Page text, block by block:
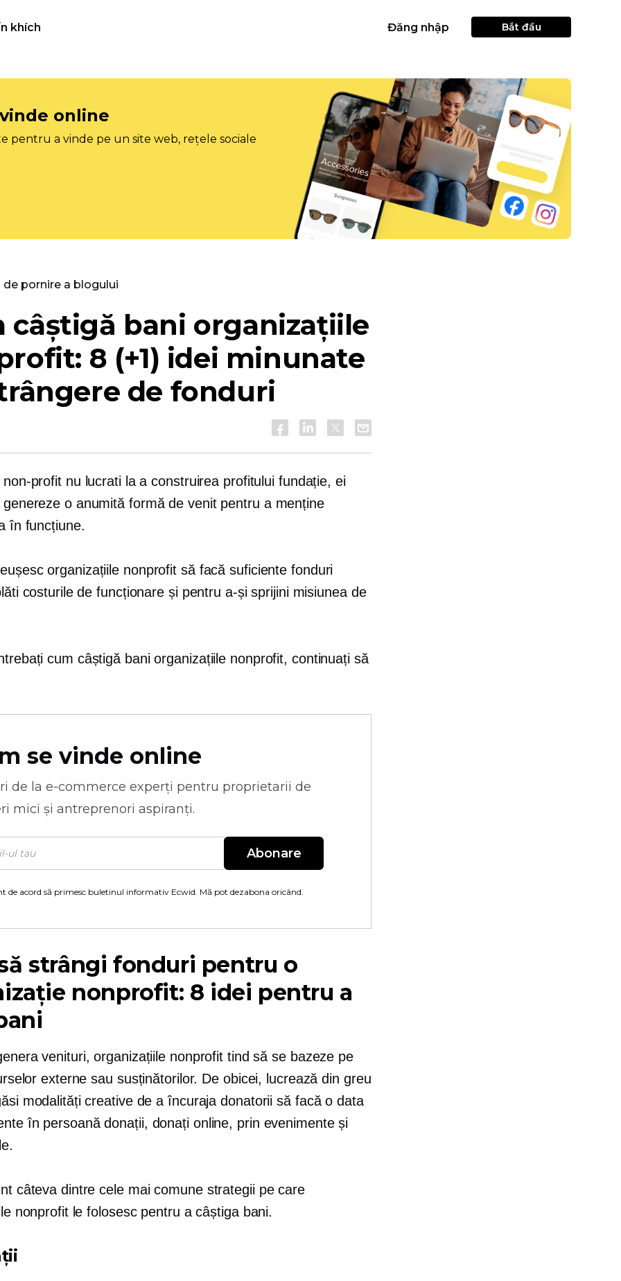
khích Đăng nhập Bắt đầu
online
pentru a vinde pe un site web, rețele sociale
de pornire a blogului
câștigă bani organizațiile
8 (+1) idei minunate
de fonduri
non-profitnu lucrati la aconstruirea profitului fundație, ei
o anumită formă de venit pentru a menține
în funcțiune.
organizațiile nonprofit să facă suficiente fonduri
costurile de funcționare și pentru a-și sprijini misiunea de
cum câștigă bani organizațiile nonprofit, continuați să
se vinde online
de la e-commerce experți pentru proprietarii de
mici și antreprenori aspiranți.
Abonare
de acord să primesc buletinul informativ Ecwid. Mă pot dezabona oricând.
strângi fonduri pentru o
nonprofit: 8 idei pentru a
venituri, organizațiile nonprofit tind să se bazeze pe
externe sau susținătorilor. De obicei, lucrează din greu
modalități creative de a încuraja donatorii să facăo data
în persoanădonații, donați online, prin evenimente și
câteva dintre cele mai comune strategii pe care
nonprofit le folosesc pentru a câștiga bani.